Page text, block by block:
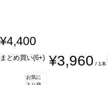
¥4,400
まとめ買い(6+) ¥3,960 / 1本
お気に